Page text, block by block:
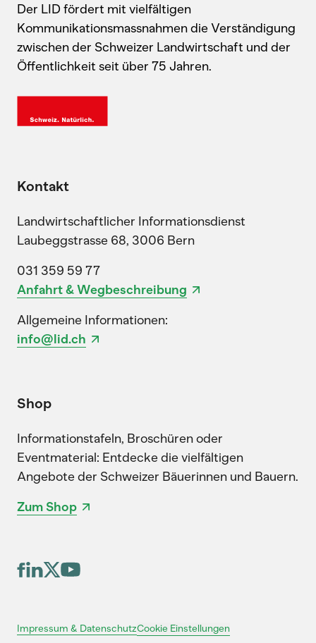
Der LID fördert mit vielfältigen
Kommunikationsmassnahmen die Verständigung
zwischen der Schweizer Landwirtschaft und der
Öffentlichkeit seit über 75 Jahren.
Kontakt
Landwirtschaftlicher Informationsdienst
Laubeggstrasse 68, 3006 Bern
031 359 59 77
Anfahrt & Wegbeschreibung
Allgemeine Informationen:
info@lid.ch
Shop
Informationstafeln, Broschüren oder
Eventmaterial: Entdecke die vielfältigen
Angebote der Schweizer Bäuerinnen und Bauern.
Zum Shop
Impressum & DatenschutzCookie Einstellungen